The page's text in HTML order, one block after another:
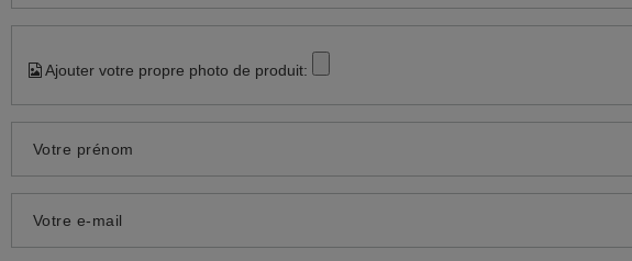
Ajouter votre propre photo de produit:
Votre prénom
Votre e-mail